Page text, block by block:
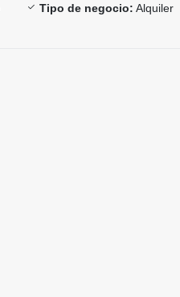
Tipo de negocio: Alquiler